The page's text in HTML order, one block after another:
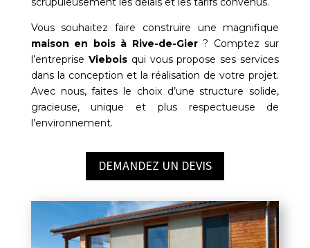
Vous souhaitez faire construire une magnifique
maison en bois à Rive-de-Gier? Comptez sur
l’entreprise Vieboisqui vous propose ses services
dans la conception et la réalisation de votre projet.
Avec nous, faites le choix d’une structure solide,
gracieuse, unique et plus respectueuse de
l’environnement.
DEMANDEZ UN DEVIS